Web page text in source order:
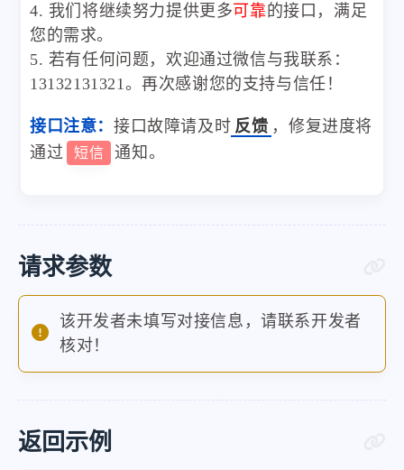
4. 我们将继续努力提供更多可靠的接口，满足
您的需求。
5. 若有任何问题，欢迎通过微信与我联系：
13132131321。再次感谢您的支持与信任！
接口注意： 接口故障请及时 反馈 ，修复进度将
通过
短信 通知。
请求参数
该开发者未填写对接信息，请联系开发者
核对！
返回示例